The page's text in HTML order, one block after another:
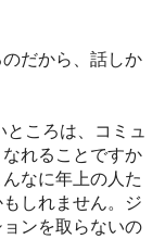
だから、話しか
ころは、コミュ
れることですか
なに年上の人た
しれません。ジ
ンを取らないの